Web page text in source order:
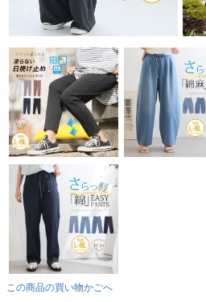
この商品の買い物かごへ